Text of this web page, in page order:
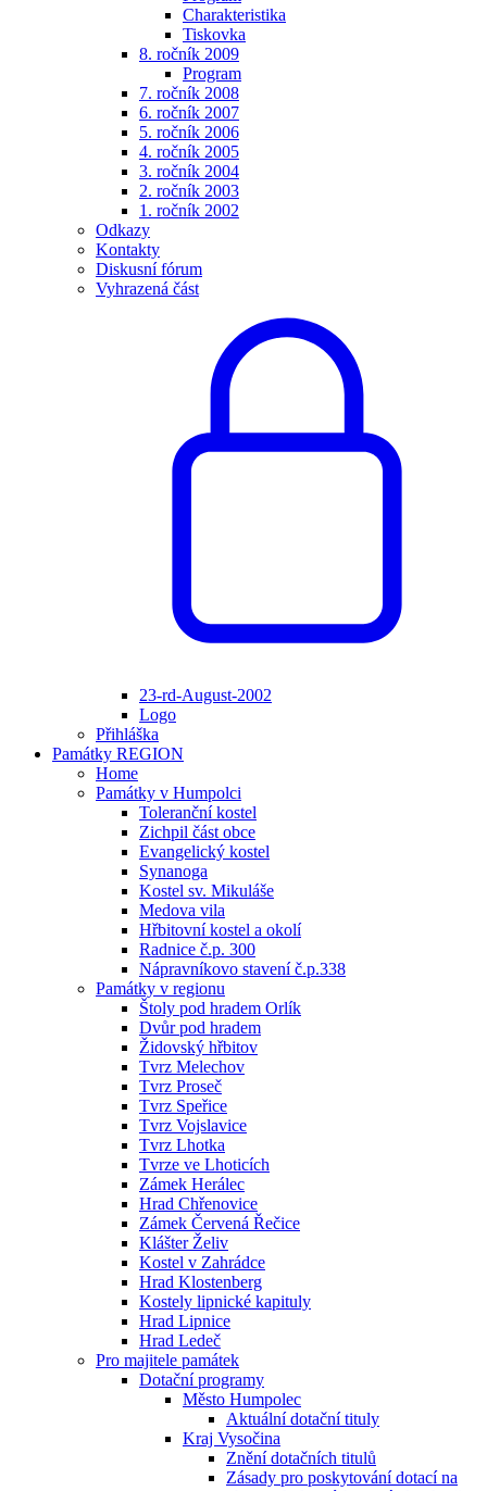
Charakteristika
Tiskovka
8. ročník 2009
Program
7. ročník 2008
6. ročník 2007
5. ročník 2006
4. ročník 2005
3. ročník 2004
2. ročník 2003
1. ročník 2002
Odkazy
Kontakty
Diskusní fórum
Vyhrazená část
23-rd-August-2002
Logo
Přihláška
Památky REGION
Home
Památky v Humpolci
Toleranční kostel
Zichpil část obce
Evangelický kostel
Synanoga
Kostel sv. Mikuláše
Medova vila
Hřbitovní kostel a okolí
Radnice č.p. 300
Nápravníkovo stavení č.p.338
Památky v regionu
Štoly pod hradem Orlík
Dvůr pod hradem
Židovský hřbitov
Tvrz Melechov
Tvrz Proseč
Tvrz Speřice
Tvrz Vojslavice
Tvrz Lhotka
Tvrze ve Lhoticích
Zámek Herálec
Hrad Chřenovice
Zámek Červená Řečice
Klášter Želiv
Kostel v Zahrádce
Hrad Klostenberg
Kostely lipnické kapituly
Hrad Lipnice
Hrad Ledeč
Pro majitele památek
Dotační programy
Město Humpolec
Aktuální dotační tituly
Kraj Vysočina
Znění dotačních titulů
Zásady pro poskytování dotací na